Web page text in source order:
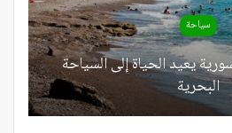
سياحة
يعيد الحياة إلى السياحة
البحرية